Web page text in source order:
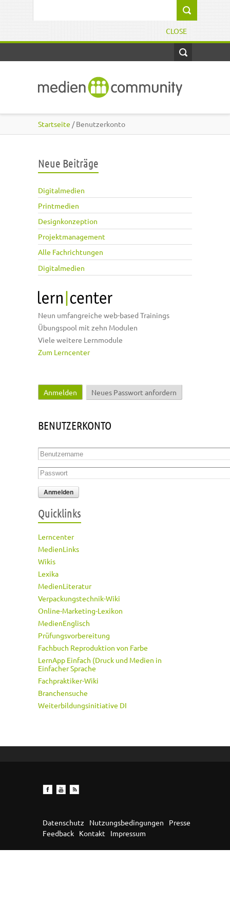
CLOSE
Startseite / Benutzerkonto
Neue Beiträge
Digitalmedien
Printmedien
Designkonzeption
Projektmanagement
Alle Fachrichtungen
Digitalmedien
Neun umfangreiche web-based Trainings
Übungspool mit zehn Modulen
Viele weitere Lernmodule
Zum Lerncenter
Haupt-Reiter
Anmelden (aktiver Reiter)
Neues Passwort anfordern
BENUTZERKONTO
Benutzername
Passwort
Quicklinks
Lerncenter
MedienLinks
Wikis
Lexika
MedienLiteratur
Verpackungstechnik-Wiki
Online-Marketing-Lexikon
MedienEnglisch
Prüfungsvorbereitung
Fachbuch Reproduktion von Farbe
LernApp Einfach (Druck und Medien in
Einfacher Sprache
Fachpraktiker-Wiki
Branchensuche
Weiterbildungsinitiative DI
Datenschutz Nutzungsbedingungen
Presse
Feedback
Kontakt Impressum